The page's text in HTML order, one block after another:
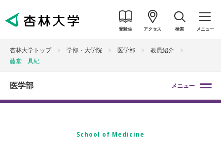
受験生 アクセス 検索 メニュー
杏林大学トップ 学部・大学院 医学部
教員紹介
藤堂 具紀
医学部 メニュー
School of Medicine